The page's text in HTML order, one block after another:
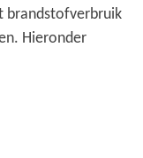
brandstofverbruik
Hieronder